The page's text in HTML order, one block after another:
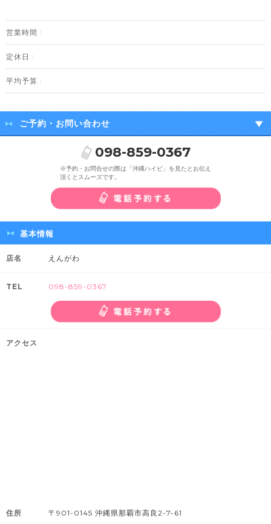
営業時間 :
定休日 :
平均予算 :
ご予約・お問い合わせ
098-859-0367
※予約・お問合せの際は「沖縄ハイビ」を見たとお伝え
頂くとスムーズです。
基本情報
店名 えんがわ
TEL 098-859-0367
アクセス
住所 〒901-0145 沖縄県那覇市高良2-7-61